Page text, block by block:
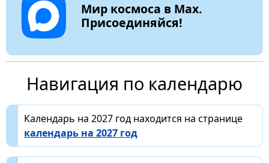
Мир космоса в Max.
Присоединяйся!
Навигация по календарю
Календарь на 2027 год находится на странице
календарь на 2027 год